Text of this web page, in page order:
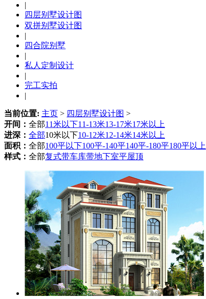
|
四层别墅设计图
双拼别墅设计图
|
四合院别墅
|
私人定制设计
|
完工实拍
|
当前位置: 主页 > 四层别墅设计图 >
开间： 全部11米以下11-13米13-17米17米以上
进深： 全部10米以下10-12米12-14米14米以上
面积： 全部100平以下100平-140平140平-180平180平以上
样式： 全部复式带车库带地下室平屋顶